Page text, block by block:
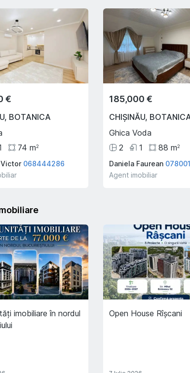
€
, BOTANICA
74 m2
068444286
185,000 €
CHIȘINĂU,
Ghica Voda
2
1 88 m2
Daniela Faurean
Agent imobiliar
imobiliare în nordul
Open House Rîșcani